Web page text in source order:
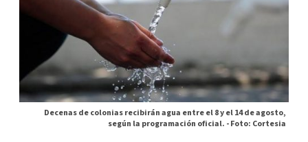
Decenas de colonias recibirán agua entre el 8 y el 14 de agosto,
según la programación oficial. -Foto: Cortesia